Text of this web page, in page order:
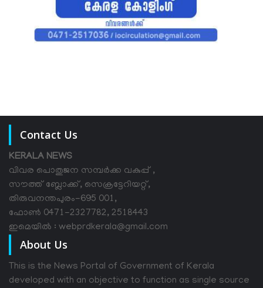
Contact Us
KERALA NEWS
വിവര പൊതുജന സമ്പര്‍ക്ക വകുപ്പ് ,
സൗത്ത് ബ്ലോക്ക്, സെക്രട്ടേറിയറ്റ്,
തിരുവനന്തപുരം-695 001,
ഫോൺ 0471-2327782, 2518443
ഇമെയിൽ : webprdkerala@gmail.com
About Us
This is the News Portal of Government of Kerala
developed with an objective to function as single source